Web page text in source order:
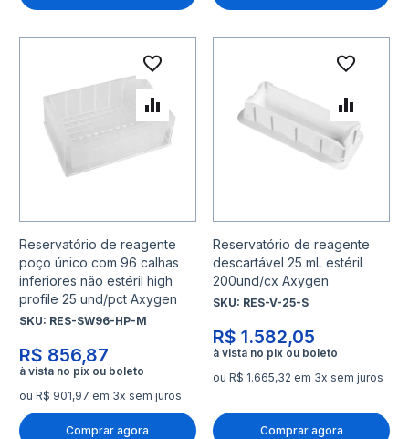
Reservatório de reagente
poço único com 96 calhas
inferiores não estéril high
profile 25 und/pct Axygen
SKU: RES-SW96-HP-M
R$ 856,87
ou R$ 901,97 em 3x sem juros
Comprar agora
Adicionar à lista de
Adicionar para Comparar
Reservatório de reagente
descartável 25 mL estéril
200und/cx Axygen
SKU: RES-V-25-S
R$ 1.582,05
ou R$ 1.665,32 em 3x sem juros
Comprar agora